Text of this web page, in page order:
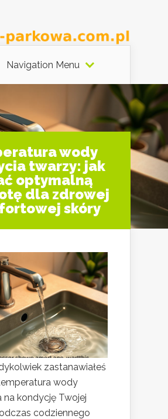
Navigation Menu
wody
twarzy: jak
optymalną
dla zdrowej
skóry
zastanawiałeś
wody
na kondycję Twojej
codziennego